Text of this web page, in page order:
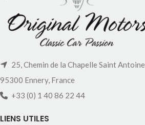
25, Chemin de la Chapelle Saint Antoine
95300 Ennery, France
+33 (0) 1 40 86 22 44
LIENS UTILES